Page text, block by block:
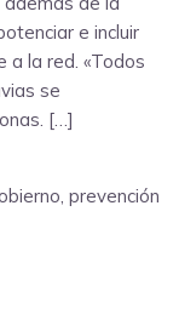
e incluir
a la red. «Todos
se
[…]